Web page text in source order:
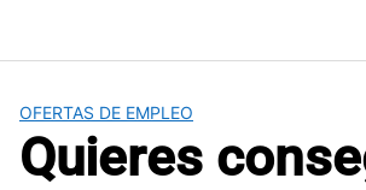
OFERTAS DE EMPLEO
Quieres